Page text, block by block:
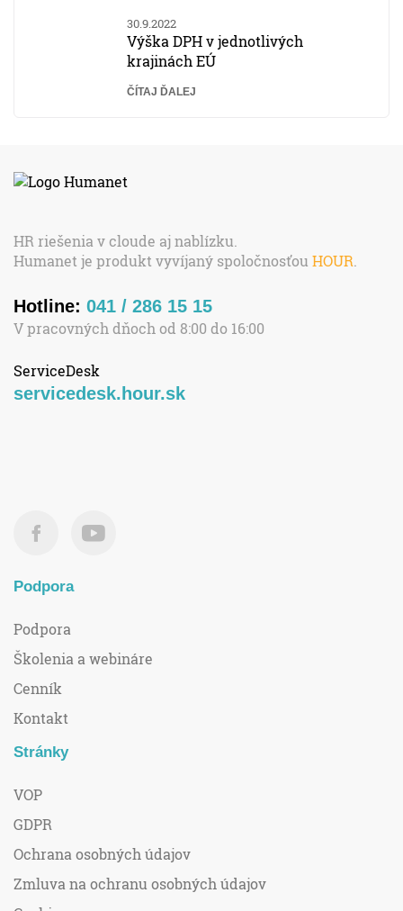
30.9.2022
Výška DPH v jednotlivých
krajinách EÚ
ČÍTAJ ĎALEJ
HR riešenia v cloude aj nablízku.
Humanet je produkt vyvíjaný spoločnosťou HOUR
Hotline: 041 / 286 15 15
V pracovných dňoch od 8:00 do 16:00
ServiceDesk
servicedesk.hour.sk
Podpora
Podpora
Školenia a webináre
Cenník
Kontakt
Stránky
VOP
GDPR
Ochrana osobných údajov
Zmluva na ochranu osobných údajov